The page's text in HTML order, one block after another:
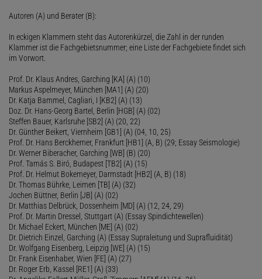
Autoren (A) und Berater (B):
In eckigen Klammern steht das Autorenkürzel, die Zahl in der runden
Klammer ist die Fachgebietsnummer; eine Liste der Fachgebiete findet sich
im Vorwort.
Prof. Dr. Klaus Andres, Garching [KA] (A) (10)
Markus Aspelmeyer, München [MA1] (A) (20)
Dr. Katja Bammel, Cagliari, I [KB2] (A) (13)
Doz. Dr. Hans-Georg Bartel, Berlin [HGB] (A) (02)
Steffen Bauer, Karlsruhe [SB2] (A) (20, 22)
Dr. Günther Beikert, Viernheim [GB1] (A) (04, 10, 25)
Prof. Dr. Hans Berckhemer, Frankfurt [HB1] (A, B) (29; Essay Seismologie)
Dr. Werner Biberacher, Garching [WB] (B) (20)
Prof. Tamás S. Biró, Budapest [TB2] (A) (15)
Prof. Dr. Helmut Bokemeyer, Darmstadt [HB2] (A, B) (18)
Dr. Thomas Bührke, Leimen [TB] (A) (32)
Jochen Büttner, Berlin [JB] (A) (02)
Dr. Matthias Delbrück, Dossenheim [MD] (A) (12, 24, 29)
Prof. Dr. Martin Dressel, Stuttgart (A) (Essay Spindichtewellen)
Dr. Michael Eckert, München [ME] (A) (02)
Dr. Dietrich Einzel, Garching (A) (Essay Supraleitung und Suprafluidität)
Dr. Wolfgang Eisenberg, Leipzig [WE] (A) (15)
Dr. Frank Eisenhaber, Wien [FE] (A) (27)
Dr. Roger Erb, Kassel [RE1] (A) (33)